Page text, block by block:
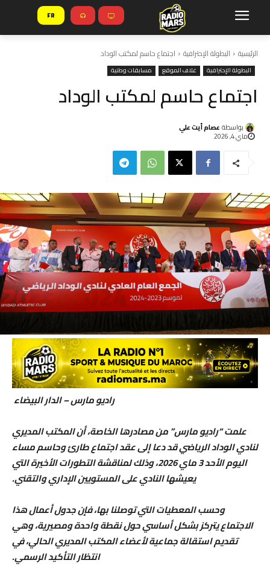
FR
الرئيسية البطولة الإحترافية اجتماع حاسم لمكتب الوداد
البطولة الإحترافية غلاف الموقع مسابقات وطنية
اجتماع حاسم لمكتب الوداد
بواسطة عصام أيت علي
ماي 4, 2026
راديو مارس – الدار البيضاء
علمت “راديو مارس” من مصادرها الخاصة، أن المكتب المديري
لنادي الوداد الرياضي قد دعا إلى عقد اجتماع طارئ وحاسم مساء
اليوم الأحد 3 ماي 2026، وذلك لمناقشة التطورات الأخيرة التي
يعيشها النادي على المستويين الإداري والتقني.
​وحسب المعطيات التي توصلنا بها، فإن جدول أعمال هذا
الاجتماع يتركز بشكل أساسي حول نقطة واحدة ومصيرية، وهي
تقديم استقالة جماعية لأعضاء المكتب المديري الحالي، في
انتظار التأكيد الرسمي.